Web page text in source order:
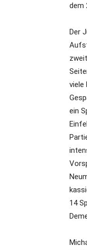
dem
Der
viele
ein
14